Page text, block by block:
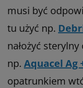
musi być
tu użyć np.
nałożyć
np. Aquacel Ag
opatrunkiem